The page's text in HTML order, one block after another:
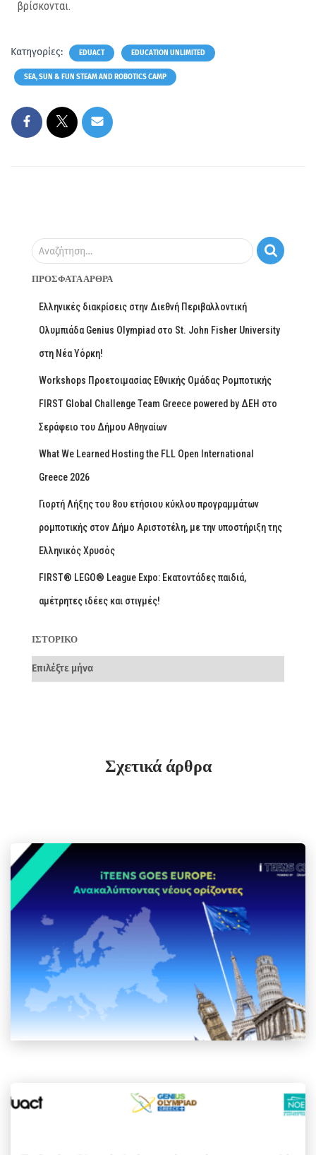
βρίσκονται.
Κατηγορίες: EDUACT EDUCATION UNLIMITED
SEA, SUN & FUN STEAM AND ROBOTICS CAMP
Αναζήτηση…
ΠΡΌΣΦΑΤΑ ΆΡΘΡΑ
Ελληνικές διακρίσεις στην Διεθνή Περιβαλλοντική
Ολυμπιάδα Genius Olympiad στο St. John Fisher University
στη Νέα Υόρκη!
Workshops Προετοιμασίας Εθνικής Ομάδας Ρομποτικής
FIRST Global Challenge Team Greece powered by ΔΕΗ στο
Σεράφειο του Δήμου Αθηναίων
What We Learned Hosting the FLL Open International
Greece 2026
Γιορτή Λήξης του 8ου ετήσιου κύκλου προγραμμάτων
ρομποτικής στον Δήμο Αριστοτέλη, με την υποστήριξη της
Ελληνικός Χρυσός
FIRST® LEGO® League Expo: Εκατοντάδες παιδιά,
αμέτρητες ιδέες και στιγμές!
ΙΣΤΟΡΙΚΌ
Σχετικά άρθρα